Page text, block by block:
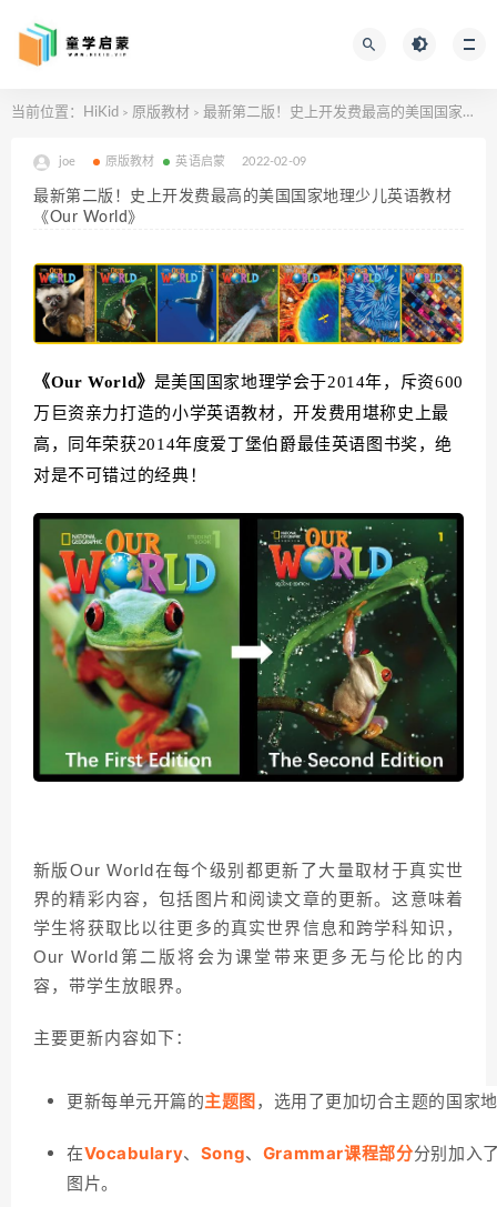
当前位置： HiKid > 原版教材 > 最新第二版！史上开发费最高的美国国家地理少儿英语教材《Our World》
joe 原版教材 英语启蒙 2022-02-09
最新第二版！史上开发费最高的美国国家地理少儿英语教材
《Our World》
《Our World》 是美国国家地理学会于2014年，斥资600
万巨资亲力打造的小学英语教材，开发费用堪称史上最
高，同年荣获2014年度爱丁堡伯爵最佳英语图书奖，绝
对是不可错过的经典！
新版Our World在每个级别都更新了大量取材于真实世
界的精彩内容，包括图片和阅读文章的更新。这意味着
学生将获取比以往更多的真实世界信息和跨学科知识，
Our World第二版将会为课堂带来更多无与伦比的内
容，带学生放眼界。
主要更新内容如下：
更新每单元开篇的主题图，选用了更加切合主题的国家
在Vocabulary、 Song、 Grammar课程部分分别加入
图片。